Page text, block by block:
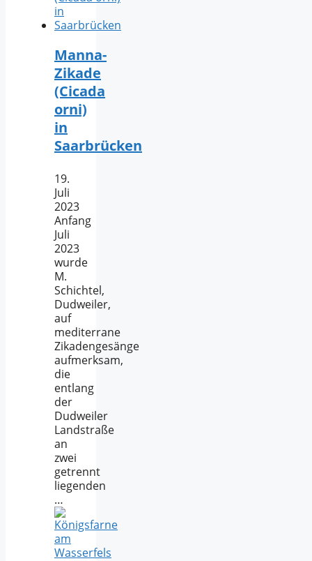
Manna-
Zikade
(Cicada
orni)
in
Saarbrücken
19.
Juli
2023
Anfang
Juli
2023
wurde
M.
Schichtel,
Dudweiler,
auf
mediterrane
Zikadengesänge
aufmerksam,
die
entlang
der
Dudweiler
Landstraße
an
zwei
getrennt
liegenden
…